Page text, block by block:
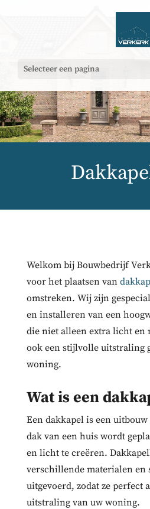
Selecteer een pagina
Welkom bij Bouwbedrijf
voor het plaatsen van
omstreken. Wij zijn
en installeren van een
die niet alleen extra licht en
ook een stijlvolle uitstraling
woning.
Wat is een
Een dakkapel is een
dak van een huis wordt
en licht te creëren.
verschillende materialen en
uitgevoerd, zodat ze perfect
uitstraling van uw woning.